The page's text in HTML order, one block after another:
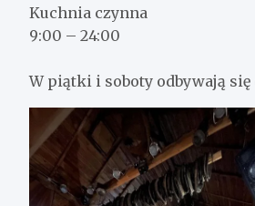
Kuchnia czynna
9:00 – 24:00
W piątki i soboty odbywają się